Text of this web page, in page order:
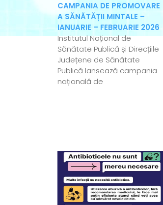
CAMPANIA DE PROMOVARE
A SĂNĂTĂȚII MINTALE –
IANUARIE – FEBRUARIE 2026
Institutul Național de
Sănătate Publică și Direcțiile
Județene de Sănătate
Publică lansează campania
națională de